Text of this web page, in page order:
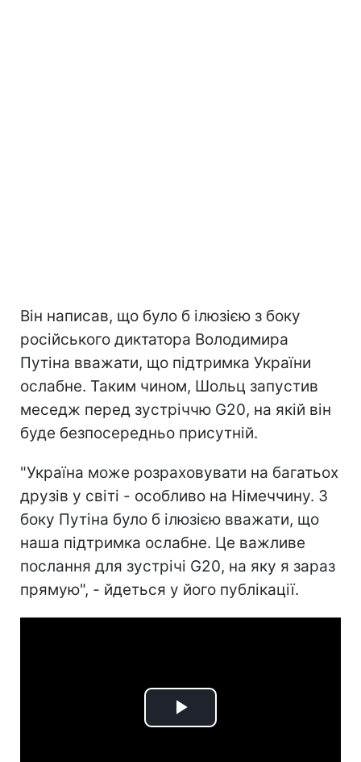
Він написав, що було б ілюзією з боку
російського диктатора Володимира
Путіна вважати, що підтримка України
ослабне. Таким чином, Шольц запустив
меседж перед зустріччю G20, на якій він
буде безпосередньо присутній.
"Україна може розраховувати на багатьох
друзів у світі - особливо на Німеччину. З
боку Путіна було б ілюзією вважати, що
наша підтримка ослабне. Це важливе
послання для зустрічі G20, на яку я зараз
прямую", - йдеться у його публікації.
Play